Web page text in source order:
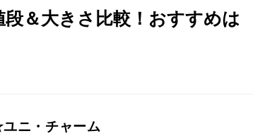
段＆大きさ比較！おすすめは
ニ・チャーム